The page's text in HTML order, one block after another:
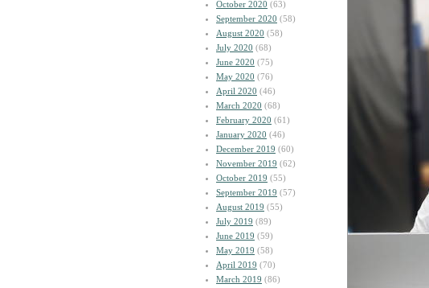
October 2020 (63)
September 2020 (58)
August 2020 (58)
July 2020 (68)
June 2020 (75)
May 2020 (76)
April 2020 (46)
March 2020 (68)
February 2020 (61)
January 2020 (46)
December 2019 (60)
November 2019 (62)
October 2019 (55)
September 2019 (57)
August 2019 (55)
July 2019 (89)
June 2019 (59)
May 2019 (58)
April 2019 (70)
March 2019 (86)